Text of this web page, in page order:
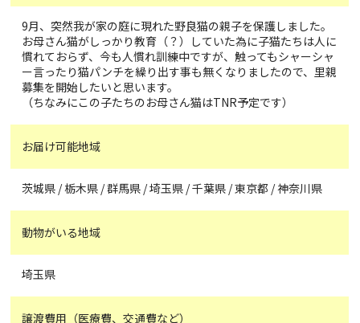
9月、突然我が家の庭に現れた野良猫の親子を保護しました。
お母さん猫がしっかり教育（？）していた為に子猫たちは人に
慣れておらず、今も人慣れ訓練中ですが、触ってもシャーシャ
ー言ったり猫パンチを繰り出す事も無くなりましたので、里親
募集を開始したいと思います。
（ちなみにこの子たちのお母さん猫はTNR予定です）
お届け可能地域
茨城県 / 栃木県 / 群馬県 / 埼玉県 / 千葉県 / 東京都 / 神奈川県
動物がいる地域
埼玉県
譲渡費用（医療費、交通費など）